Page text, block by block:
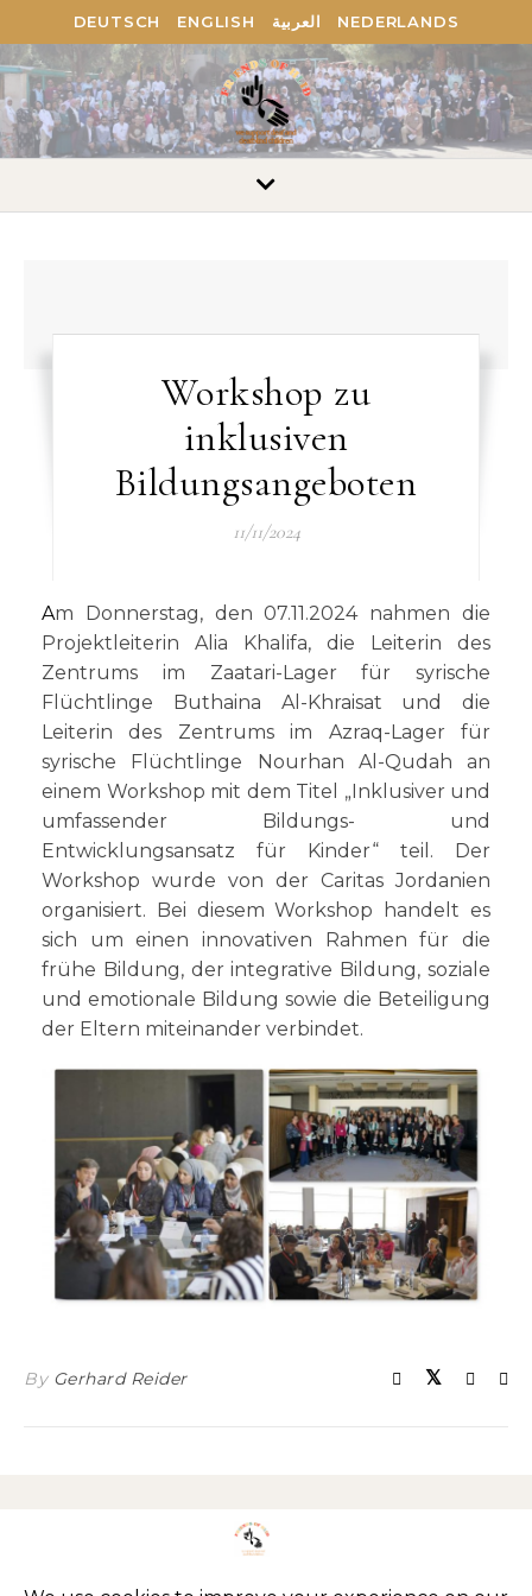
DEUTSCH ENGLISH العربية NEDERLANDS
Workshop zu
inklusiven
Bildungsangeboten
11/11/2024
Am Donnerstag, den 07.11.2024 nahmen die
Projektleiterin Alia Khalifa, die Leiterin des
Zentrums im Zaatari-Lager für syrische
Flüchtlinge Buthaina Al-Khraisat und die
Leiterin des Zentrums im Azraq-Lager für
syrische Flüchtlinge Nourhan Al-Qudah an
einem Workshop mit dem Titel „Inklusiver und
umfassender Bildungs- und
Entwicklungsansatz für Kinder“ teil. Der
Workshop wurde von der Caritas Jordanien
organisiert. Bei diesem Workshop handelt es
sich um einen innovativen Rahmen für die
frühe Bildung, der integrative Bildung, soziale
und emotionale Bildung sowie die Beteiligung
der Eltern miteinander verbindet.
By Gerhard Reider